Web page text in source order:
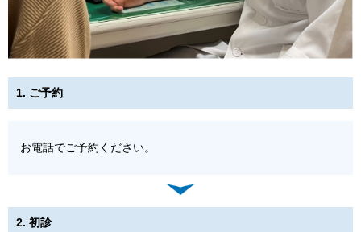
1. ご予約
お電話でご予約ください。
2. 初診